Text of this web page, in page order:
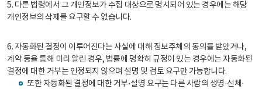
5. 다른 법령에서 그 개인정보가 수집 대상으로 명시되어 있는 경우에는 해당
개인정보의 삭제를 요구할 수 없습니다.
6. 자동화된 결정이 이루어진다는 사실에 대해 정보주체의 동의를 받았거나,
계약 등을 통해 미리 알린 경우, 법률에 명확히 규정이 있는 경우에는 자동화된
결정에 대한 거부는 인정되지 않으며 설명 및 검토 요구만 가능합니다.
또한 자동화된 결정에 대한 거부·설명 요구는 다른 사람의 생명·신체·